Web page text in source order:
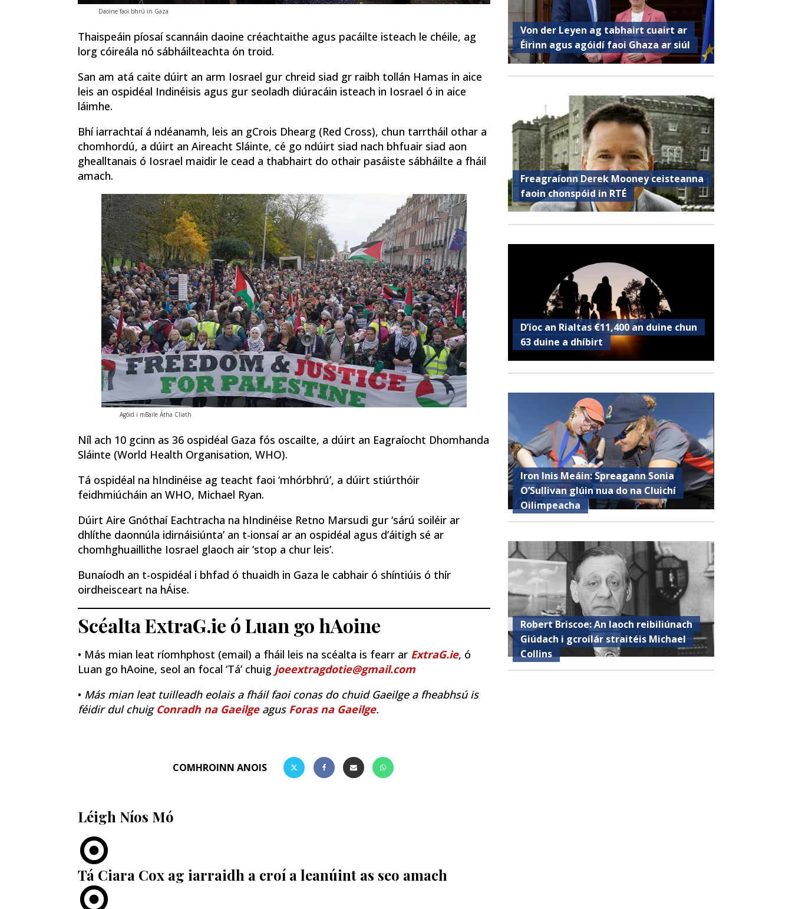
Daoine faoi bhrú in Gaza
Thaispeáin píosaí scannáin daoine créachtaithe agus pacáilte isteach le chéile, ag
lorg cóireála nó sábháilteachta ón troid.
San am atá caite dúirt an arm Iosrael gur chreid siad gr raibh tollán Hamas in aice
leis an ospidéal Indinéisis agus gur seoladh diúracáin isteach in Iosrael ó in aice
láimhe.
Bhí iarrachtaí á ndéanamh, leis an gCrois Dhearg (Red Cross), chun tarrtháil othar a
chomhordú, a dúirt an Aireacht Sláinte, cé go ndúirt siad nach bhfuair siad aon
ghealltanais ó Iosrael maidir le cead a thabhairt do othair pasáiste sábháilte a fháil
amach.
Agóid i mBaile Átha Cliath
Níl ach 10 gcinn as 36 ospidéal Gaza fós oscailte, a dúirt an Eagraíocht Dhomhanda
Sláinte (World Health Organisation, WHO).
Tá ospidéal na hIndinéise ag teacht faoi ‘mhórbhrú’, a dúirt stiúrthóir
feidhmiúcháin an WHO, Michael Ryan.
Dúirt Aire Gnóthaí Eachtracha na hIndinéise Retno Marsudi gur ‘sárú soiléir ar
dhlíthe daonnúla idirnáisiúnta’ an t-ionsaí ar an ospidéal agus d’áitigh sé ar
chomhghuaillithe Iosrael glaoch air ‘stop a chur leis’.
Bunaíodh an t-ospidéal i bhfad ó thuaidh in Gaza le cabhair ó shíntiúis ó thír
oirdheisceart na hÁise.
Scéalta ExtraG.ie ó Luan go hAoine
• Más mian leat ríomhphost (email) a fháil leis na scéalta is fearr ar ExtraG.ie, ó
Luan go hAoine, seol an focal ‘Tá’ chuig joeextragdotie@gmail.com
• Más mian leat tuilleadh eolais a fháil faoi conas do chuid Gaeilge a fheabhsú is
féidir dul chuig Conradh na Gaeilge agus Foras na Gaeilge.
COMHROINN ANOIS
Léigh Níos Mó
Tá Ciara Cox ag iarraidh a croí a leanúint as seo amach
Von der Leyen ag tabhairt cuairt ar
Éirinn agus agóidí faoi Ghaza ar siúl
Freagraíonn Derek Mooney ceisteanna
faoin chonspóid in RTÉ
D’íoc an Rialtas €11,400 an duine chun
63 duine a dhíbirt
Iron Inis Meáin: Spreagann Sonia
O’Sullivan glúin nua do na Cluichí
Oilimpeacha
Robert Briscoe: An laoch reibiliúnach
Giúdach i gcroílár straitéis Michael
Collins